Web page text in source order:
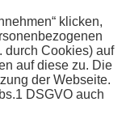
klicken,
durch Cookies) auf
auf diese zu. Die
der Webseite.
DSGVO auch